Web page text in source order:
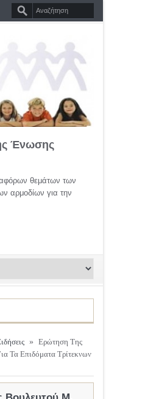
Ένωσης
θεμάτων των
αρμοδίων για την
» Ερώτηση Της
Τα Επιδόματα Τρίτεκνων